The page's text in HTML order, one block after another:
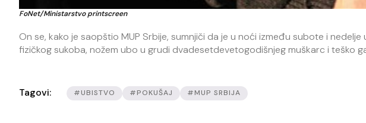
FoNet/Ministarstvo printscreen
On se, kako je saopštio MUP Srbije, sumnjiči da je u noći između subote i
fizičkog sukoba, nožem ubo u grudi dvadesetdevetogodišnjeg muškarc i teško
Tagovi: #UBISTVO #POKUŠAJ #MUP SRBIJA